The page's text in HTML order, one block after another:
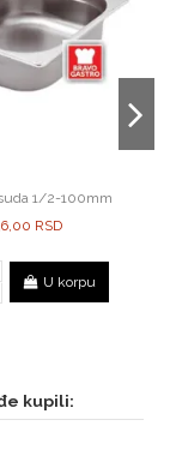
1/2-100mm
RSD
U korpu
kupili: